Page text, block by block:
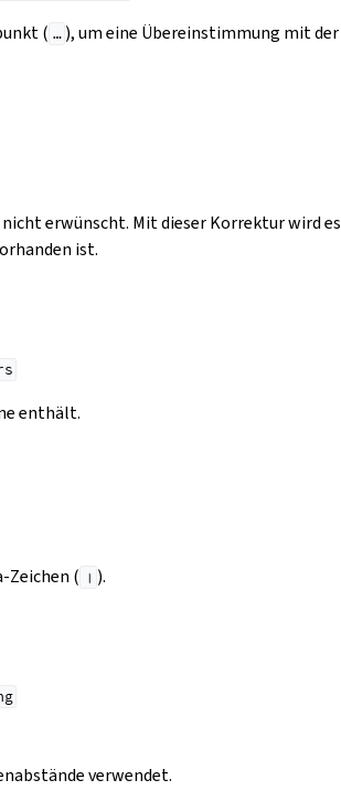
( … ), um eine Übereinstimmung mit der
erwünscht. Mit dieser Korrektur wird es
ist.
enthält.
Zeichen ( । ).
verwendet.